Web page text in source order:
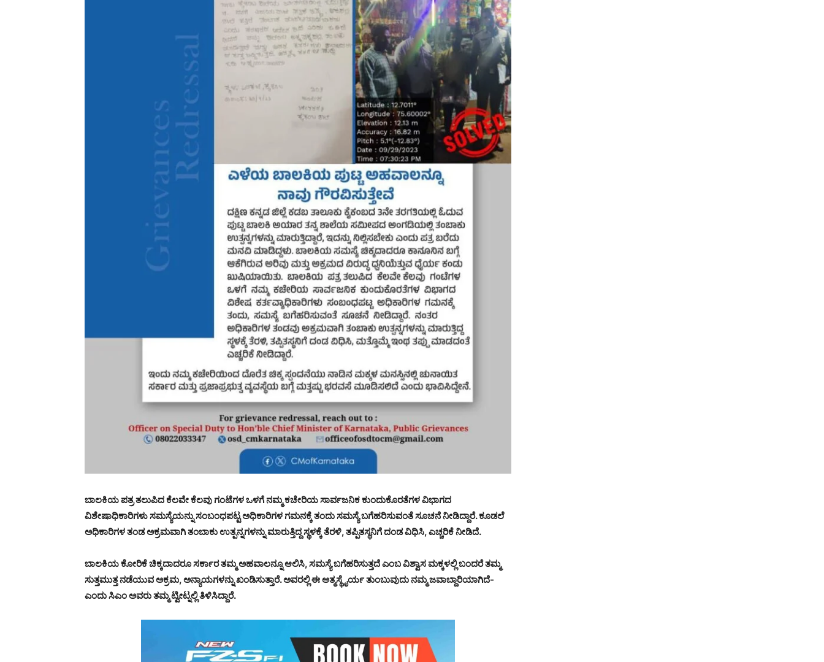
ಬಾಲಕಿಯ ಪತ್ರ ತಲುಪಿದ ಕೆಲವೇ ಕೆಲವು ಗಂಟೆಗಳ ಒಳಗೆ ನಮ್ಮ ಕಚೇರಿಯ ಸಾರ್ವಜನಿಕ ಕುಂದುಕೊರತೆಗಳ ವಿಭಾಗದ
ವಿಶೇಷಾಧಿಕಾರಿಗಳು ಸಮಸ್ಯೆಯನ್ನು ಸಂಬಂಧಪಟ್ಟ ಅಧಿಕಾರಿಗಳ ಗಮನಕ್ಕೆ ತಂದು ಸಮಸ್ಯೆ ಬಗೆಹರಿಸುವಂತೆ ಸೂಚನೆ ನೀಡಿದ್ದಾರೆ. ಕೂಡಲೆ
ಅಧಿಕಾರಿಗಳ ತಂಡ ಅಕ್ರಮವಾಗಿ ತಂಬಾಕು ಉತ್ಪನ್ನಗಳನ್ನು ಮಾರುತ್ತಿದ್ದ ಸ್ಥಳಕ್ಕೆ ತೆರಳಿ, ತಪ್ಪಿತಸ್ಥನಿಗೆ ದಂಡ ವಿಧಿಸಿ, ಎಚ್ಚರಿಕೆ ನೀಡಿದೆ.
ಬಾಲಕಿಯ ಕೋರಿಕೆ ಚಿಕ್ಕದಾದರೂ ಸರ್ಕಾರ ತಮ್ಮ ಅಹವಾಲನ್ನೂ ಆಲಿಸಿ, ಸಮಸ್ಯೆ ಬಗೆಹರಿಸುತ್ತದೆ ಎಂಬ ವಿಶ್ವಾಸ ಮಕ್ಕಳಲ್ಲಿ ಬಂದರೆ ತಮ್ಮ
ಸುತ್ತಮುತ್ತ ನಡೆಯುವ ಅಕ್ರಮ, ಅನ್ಯಾಯಗಳನ್ನು ಖಂಡಿಸುತ್ತಾರೆ. ಅವರಲ್ಲಿ ಈ ಆತ್ಮಸ್ಥೈರ್ಯ ತುಂಬುವುದು ನಮ್ಮ ಜವಾಬ್ದಾರಿಯಾಗಿದೆ-
ಎಂದು ಸಿಎಂ ಅವರು ತಮ್ಮ ಟ್ವೀಟ್ನಲ್ಲಿ ತಿಳಿಸಿದ್ದಾರೆ.